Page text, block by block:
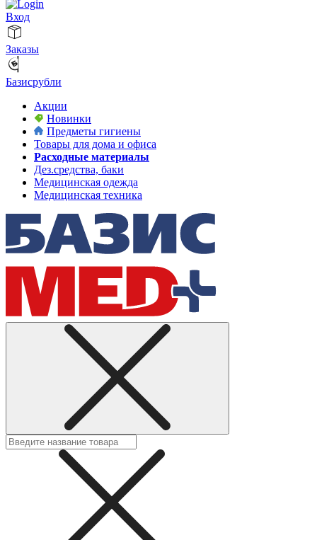
Вход
Заказы
Базисрубли
Акции
Новинки
Предметы гигиены
Товары для дома и офиса
Расходные материалы
Дез.средства, баки
Медицинская одежда
Медицинская техника